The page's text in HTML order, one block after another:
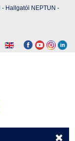
- Hallgatói NEPTUN -